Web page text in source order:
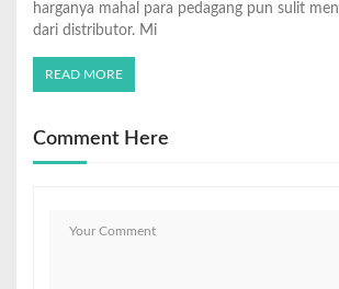
harganya mahal para pedagang pun sulit
dari distributor. Mi
READ MORE
Comment Here